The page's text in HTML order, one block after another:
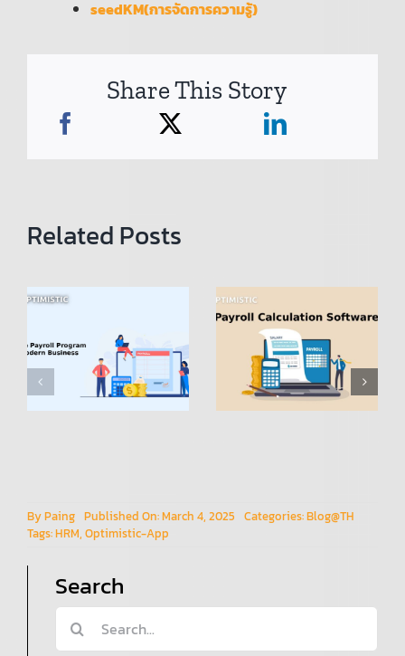
seedKM(การจัดการความรู้)
Share This Story
Related Posts
Calculation
Software:
Simplifying
คำนวณเงิน
เดือน
(โปรแกรม
Payroll):
การ
HR
ByPaing Published On: March 4, 2025 Categories:Blog@TH
Tags:HRM, Optimistic-App
Search
Search